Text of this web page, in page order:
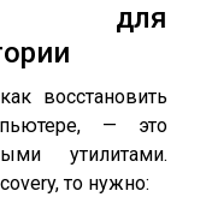
для
восстановить
— это
утилитами.
то нужно: